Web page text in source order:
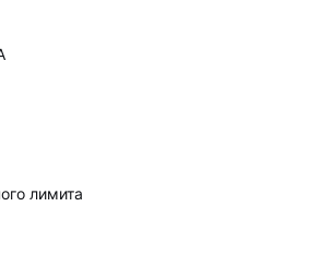
лимита